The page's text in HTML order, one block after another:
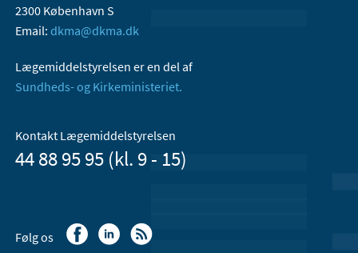
2300 København S
Email: dkma@dkma.dk
Lægemiddelstyrelsen er en del af
Sundheds- og Kirkeministeriet.
Kontakt Lægemiddelstyrelsen
44 88 95 95 (kl. 9 - 15)
Følg os